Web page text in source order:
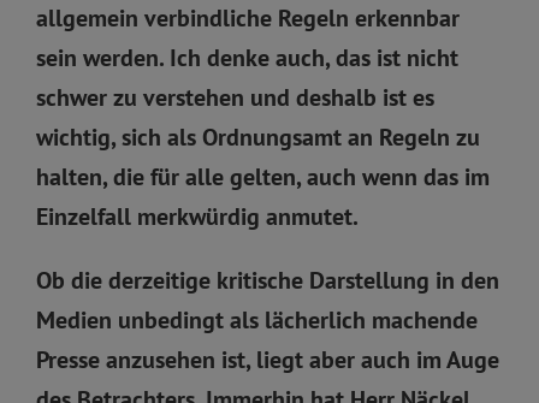
allgemein verbindliche Regeln erkennbar
sein werden. Ich denke auch, das ist nicht
schwer zu verstehen und deshalb ist es
wichtig, sich als Ordnungsamt an Regeln zu
halten, die für alle gelten, auch wenn das im
Einzelfall merkwürdig anmutet.
Ob die derzeitige kritische Darstellung in den
Medien unbedingt als lächerlich machende
Presse anzusehen ist, liegt aber auch im Auge